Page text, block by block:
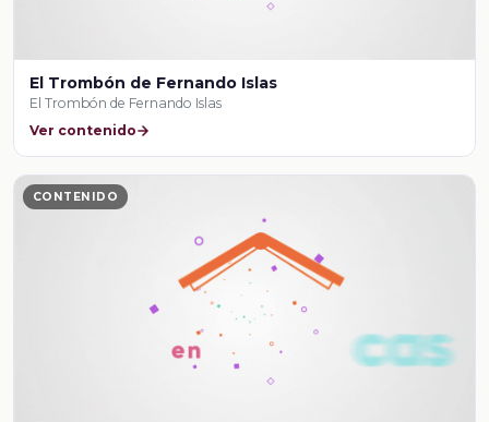
El Trombón de Fernando Islas
El Trombón de Fernando Islas
Ver contenido
CONTENIDO